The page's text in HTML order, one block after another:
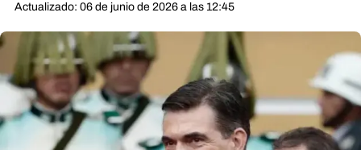
Actualizado: 06 de junio de 2026 a las 12:45